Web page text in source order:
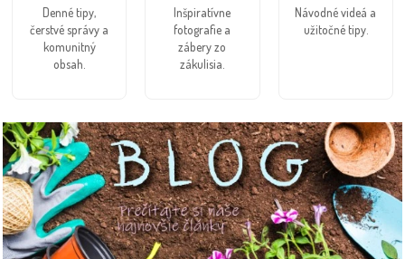
Denné tipy,
čerstvé správy a
komunitný
obsah.
Inšpiratívne
fotografie a
zábery zo
zákulisia.
Návodné videá a
užitočné tipy.